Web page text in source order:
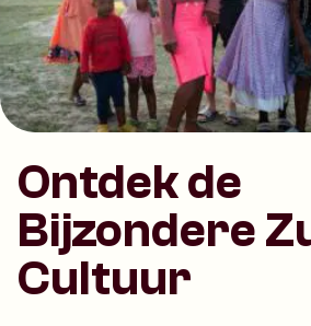
Ontdek de
Bijzondere
Cultuur